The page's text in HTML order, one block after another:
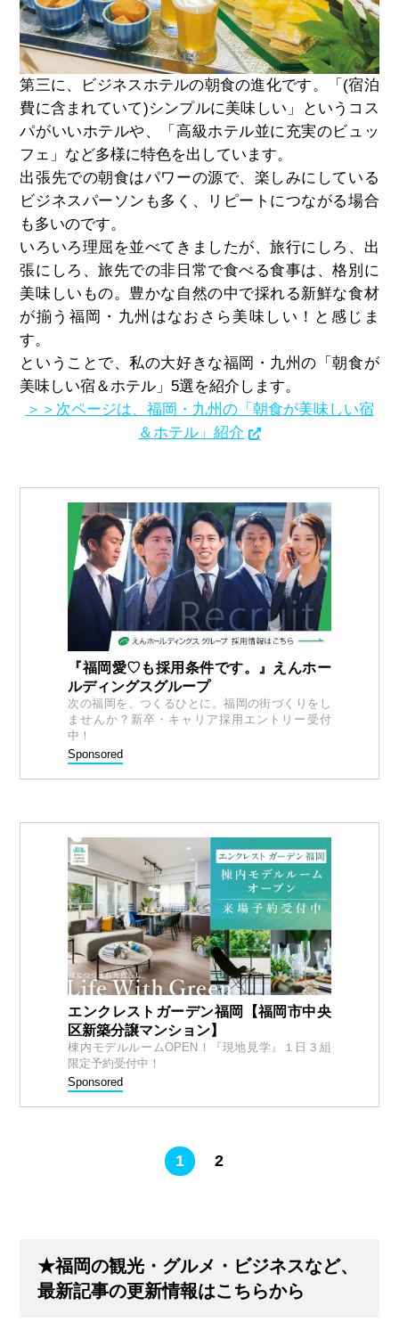
第三に、ビジネスホテルの朝食の進化です。「(宿泊
費に含まれていて)シンプルに美味しい」というコス
パがいいホテルや、「高級ホテル並に充実のビュッ
フェ」など多様に特色を出しています。
出張先での朝食はパワーの源で、楽しみにしている
ビジネスパーソンも多く、リピートにつながる場合
も多いのです。
いろいろ理屈を並べてきましたが、旅行にしろ、出
張にしろ、旅先での非日常で食べる食事は、格別に
美味しいもの。豊かな自然の中で採れる新鮮な食材
が揃う福岡・九州はなおさら美味しい！と感じま
す。
ということで、私の大好きな福岡・九州の「朝食が
美味しい宿＆ホテル」5選を紹介します。
＞＞次ページは、福岡・九州の「朝食が美味しい宿
＆ホテル」紹介
『福岡愛♡も採用条件です。』えんホー
ルディングスグループ
次の福岡を、つくるひとに。福岡の街づくりをし
ませんか？新卒・キャリア採用エントリー受付
中！
Sponsored
エンクレストガーデン福岡【福岡市中央
区新築分譲マンション】
棟内モデルルームOPEN！『現地見学』１日３組
限定予約受付中！
Sponsored
1 2
★福岡の観光・グルメ・ビジネスなど、
最新記事の更新情報はこちらから